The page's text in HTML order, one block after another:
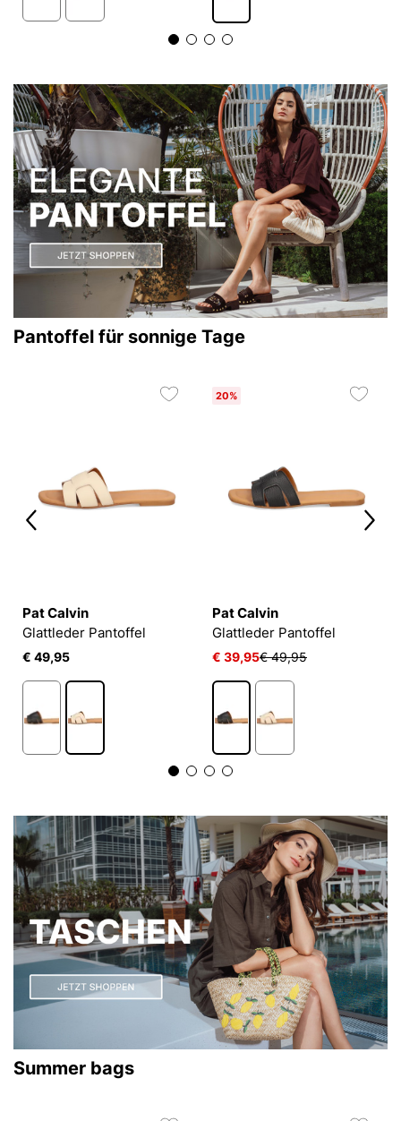
Pantoffel für sonnige Tage
Pat Calvin
Glattleder Pantoffel
€ 49,95
20%
Pat Calvin
Glattleder Pantoffel
€ 39,95€ 49,95
Summer bags